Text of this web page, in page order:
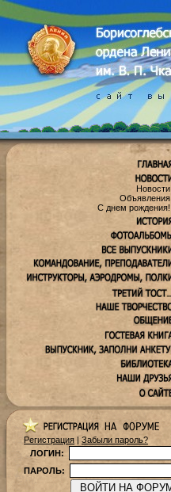
Новости
Объявления
С днем рождения!
Регистрация | Забыли пароль?
ЛОГИН:
ПАРОЛЬ: